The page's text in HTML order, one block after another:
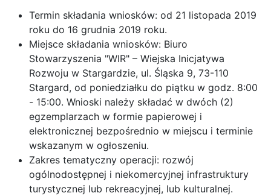
Termin składania wniosków: od 21 listopada 2019
roku do 16 grudnia 2019 roku.
Miejsce składania wniosków: Biuro
Stowarzyszenia "WIR" – Wiejska Inicjatywa
Rozwoju w Stargardzie, ul. Śląska 9, 73-110
Stargard, od poniedziałku do piątku w godz. 8:00
- 15:00. Wnioski należy składać w dwóch (2)
egzemplarzach w formie papierowej i
elektronicznej bezpośrednio w miejscu i terminie
wskazanym w ogłoszeniu.
Zakres tematyczny operacji: rozwój
ogólnodostępnej i niekomercyjnej infrastruktury
turystycznej lub rekreacyjnej, lub kulturalnej.